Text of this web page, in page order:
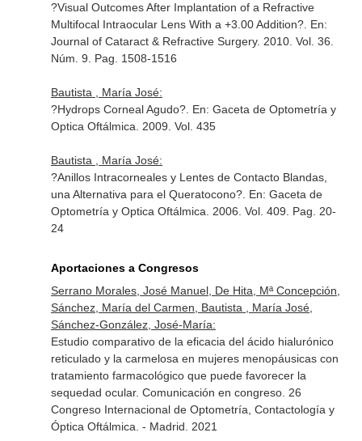
?Visual Outcomes After Implantation of a Refractive
Multifocal Intraocular Lens With a +3.00 Addition?. En:
Journal of Cataract & Refractive Surgery. 2010. Vol. 36.
Núm. 9. Pag. 1508-1516
Bautista , María José:
?Hydrops Corneal Agudo?. En: Gaceta de Optometría y
Optica Oftálmica . 2009. Vol. 435
Bautista , María José:
?Anillos Intracorneales y Lentes de Contacto Blandas,
una Alternativa para el Queratocono?. En: Gaceta de
Optometría y Optica Oftálmica . 2006. Vol. 409. Pag. 20-
24
Aportaciones a Congresos
Serrano Morales, José Manuel, De Hita, Mª Concepción,
Sánchez, María del Carmen, Bautista , María José,
Sánchez-González, José-María:
Estudio comparativo de la eficacia del ácido hialurónico
reticulado y la carmelosa en mujeres menopáusicas con
tratamiento farmacológico que puede favorecer la
sequedad ocular. Comunicación en congreso. 26
Congreso Internacional de Optometría, Contactología y
Óptica Oftálmica. - Madrid. 2021